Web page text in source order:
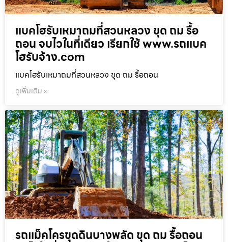
แบคโฮรับเหมาถมที่สวนหลวง ขุด ถม รื้อ
ถอน จบไวในที่เดียว เรียกใช้ www.รถแบค
โฮรับจ้าง.com
แบคโฮรับเหมาถมที่สวนหลวง ขุด ถม รื้อถอน
ดูเพิ่มเติม »
รถแม็คโครขุดดินบางพลัด ขุด ถม รื้อถอน